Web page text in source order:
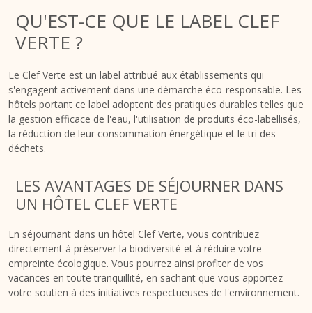
QU'EST-CE QUE LE LABEL CLEF
VERTE ?
Le Clef Verte est un label attribué aux établissements qui
s'engagent activement dans une démarche éco-responsable. Les
hôtels portant ce label adoptent des pratiques durables telles que
la gestion efficace de l'eau, l'utilisation de produits éco-labellisés,
la réduction de leur consommation énergétique et le tri des
déchets.
LES AVANTAGES DE SÉJOURNER DANS
UN HÔTEL CLEF VERTE
En séjournant dans un hôtel Clef Verte, vous contribuez
directement à préserver la biodiversité et à réduire votre
empreinte écologique. Vous pourrez ainsi profiter de vos
vacances en toute tranquillité, en sachant que vous apportez
votre soutien à des initiatives respectueuses de l'environnement.